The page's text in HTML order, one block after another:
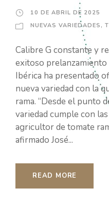
10 DE ABRIL DE 2025
NUEVAS VARIEDADES ,
Calibre G constante y
exitoso prelanzamiento
Ibérica ha presentado
nueva variedad con la
rama. “Desde el punto
variedad cumple con
agricultor de tomate
afirmado José...
READ MORE